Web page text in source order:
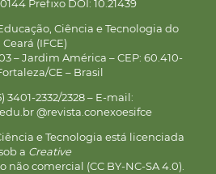
Prefixo DOI: 10.21439
Ciência e Tecnologia do
Ceará (IFCE)
– Jardim América – CEP: 60.410-
CE – Brasil
3401-2332/2328 – E-mail:
@revista.conexoesifce
e Tecnologia está licenciada
a Creative
não comercial (CC BY-NC-SA 4.0).